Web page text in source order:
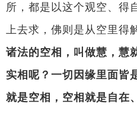
所，都是以这个观空、得
上去求，佛则是从空里得
诸法的空相，叫做慧，慧
实相呢？一切因缘里面皆
就是空相，空相就是自在